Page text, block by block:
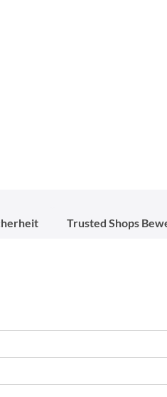
Trusted Shops